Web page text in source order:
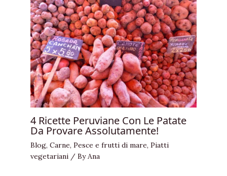
4 Ricette Peruviane Con Le Patate
Da Provare Assolutamente!
Blog, Carne, Pesce e frutti di mare, Piatti
vegetariani / ByAna